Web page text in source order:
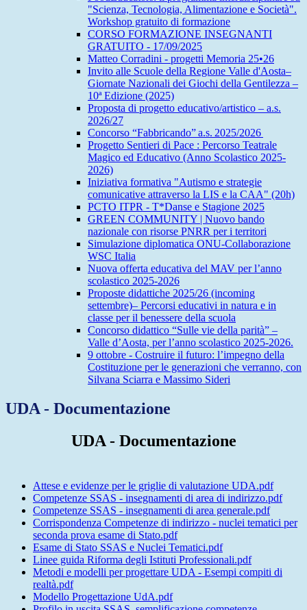
"Scienza, Tecnologia, Alimentazione e Società".
Workshop gratuito di formazione
CORSO FORMAZIONE INSEGNANTI
GRATUITO - 17/09/2025
Matteo Corradini - progetti Memoria 25•26
Invito alle Scuole della Regione Valle d'Aosta–
Giornate Nazionali dei Giochi della Gentilezza –
10ª Edizione (2025)
Proposta di progetto educativo/artistico – a.s.
2026/27
Concorso “Fabbricando” a.s. 2025/2026
Progetto Sentieri di Pace : Percorso Teatrale
Magico ed Educativo (Anno Scolastico 2025-
2026)
Iniziativa formativa "Autismo e strategie
comunicative attraverso la LIS e la CAA" (20h)
PCTO ITPR - T*Danse e Stagione 2025
GREEN COMMUNITY | Nuovo bando
nazionale con risorse PNRR per i territori
Simulazione diplomatica ONU-Collaborazione
WSC Italia
Nuova offerta educativa del MAV per l’anno
scolastico 2025-2026
Proposte didattiche 2025/26 (incoming
settembre)– Percorsi educativi in natura e in
classe per il benessere della scuola
Concorso didattico “Sulle vie della parità” –
Valle d’Aosta, per l’anno scolastico 2025-2026.
9 ottobre - Costruire il futuro: l’impegno della
Costituzione per le generazioni che verranno, con
Silvana Sciarra e Massimo Sideri
UDA - Documentazione
UDA - Documentazione
Attese e evidenze per le griglie di valutazione UDA.pdf
Competenze SSAS - insegnamenti di area di indirizzo.pdf
Competenze SSAS - insegnamenti di area generale.pdf
Corrispondenza Competenze di indirizzo - nuclei tematici per
seconda prova esame di Stato.pdf
Esame di Stato SSAS e Nuclei Tematici.pdf
Linee guida Riforma degli Istituti Professionali.pdf
Metodi e modelli per progettare UDA - Esempi compiti di
realtà.pdf
Modello Progettazione UdA.pdf